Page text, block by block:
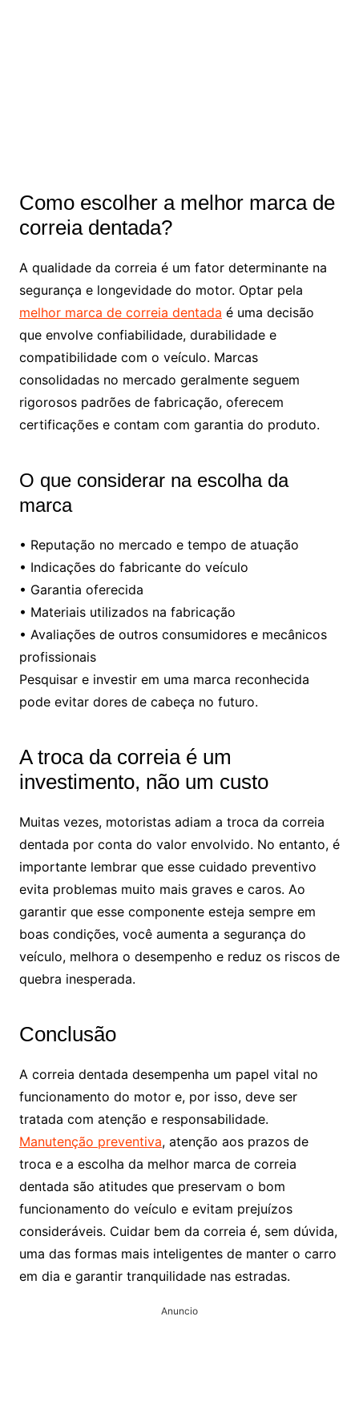
Como escolher a melhor marca de
correia dentada?
A qualidade da correia é um fator determinante na
segurança e longevidade do motor. Optar pela
melhor marca de correia dentada é uma decisão
que envolve confiabilidade, durabilidade e
compatibilidade com o veículo. Marcas
consolidadas no mercado geralmente seguem
rigorosos padrões de fabricação, oferecem
certificações e contam com garantia do produto.
O que considerar na escolha da
marca
• Reputação no mercado e tempo de atuação
• Indicações do fabricante do veículo
• Garantia oferecida
• Materiais utilizados na fabricação
• Avaliações de outros consumidores e mecânicos
profissionais
Pesquisar e investir em uma marca reconhecida
pode evitar dores de cabeça no futuro.
A troca da correia é um
investimento, não um custo
Muitas vezes, motoristas adiam a troca da correia
dentada por conta do valor envolvido. No entanto, é
importante lembrar que esse cuidado preventivo
evita problemas muito mais graves e caros. Ao
garantir que esse componente esteja sempre em
boas condições, você aumenta a segurança do
veículo, melhora o desempenho e reduz os riscos de
quebra inesperada.
Conclusão
A correia dentada desempenha um papel vital no
funcionamento do motor e, por isso, deve ser
tratada com atenção e responsabilidade.
Manutenção preventiva, atenção aos prazos de
troca e a escolha da melhor marca de correia
dentada são atitudes que preservam o bom
funcionamento do veículo e evitam prejuízos
consideráveis. Cuidar bem da correia é, sem dúvida,
uma das formas mais inteligentes de manter o carro
em dia e garantir tranquilidade nas estradas.
Anuncio